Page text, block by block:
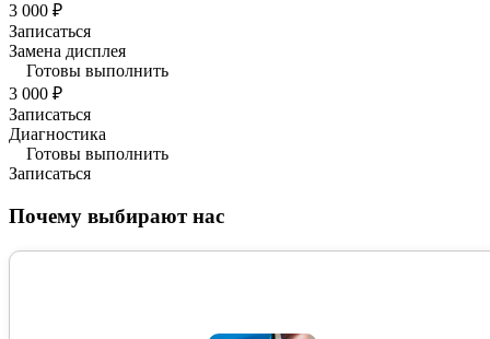
3 000 ₽
Записаться
Замена дисплея
Готовы выполнить
3 000 ₽
Записаться
Диагностика
Готовы выполнить
Записаться
Почему выбирают нас